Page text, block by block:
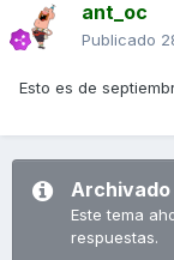
ant_oc
Publicado
Esto es de
Archivado
Este tema
respuestas.